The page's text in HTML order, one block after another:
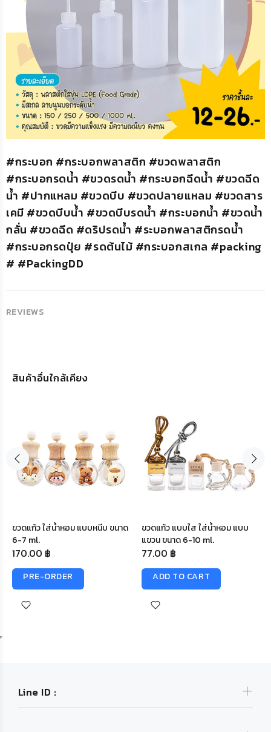
#กระบอก #กระบอกพลาสติก #ขวดพลาสติก
#กระบอกรดน้ำ #ขวดรดน้ำ #กระบอกฉีดน้ำ #ขวดฉีด
น้ำ #ปากแหลม #ขวดบีบ #ขวดปลายแหลม #ขวดสาร
เคมี #ขวดบีบน้ํา #ขวดบีบรดน้ำ #กระบอกน้ำ #ขวดน้ำ
กลั่น #ขวดฉีด #ดริปรดน้ำ #ระบอกพลาสติกรดน้ำ
#กระบอกรดปุ๋ย #รดต้นไม้ #กระบอกสเกล #packing
# #PackingDD
REVIEWS
สินค้าอื่นใกล้เคียง
ขวดแก้ว ใส่น้ำหอม แบบหนีบ ขนาด
6-7 ml.
170.00 ฿
PRE-ORDER
ขวดแก้ว แบบใส ใส่น้ำหอม แบบ
แขวน ขนาด 6-10 ml.
77.00 ฿
ADD TO CART
Line ID :